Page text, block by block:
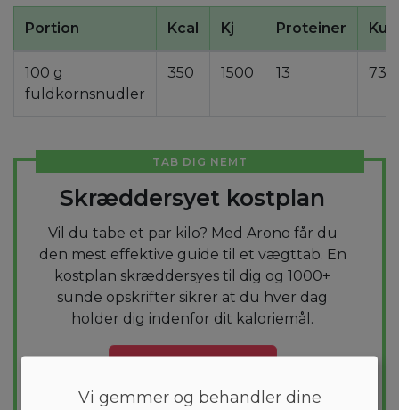
Portion Kcal Kj Proteiner
100 g
fuldkornsnudler
350 1500 13 73
TAB DIG NEMT
Skræddersyet kostplan
Vil du tabe et par kilo? Med Arono får du
den mest effektive guide til et vægttab. En
kostplan skræddersyes til dig og 1000+
sunde opskrifter sikrer at du hver dag
holder dig indenfor dit kaloriemål.
Vi gemmer og behandler dine